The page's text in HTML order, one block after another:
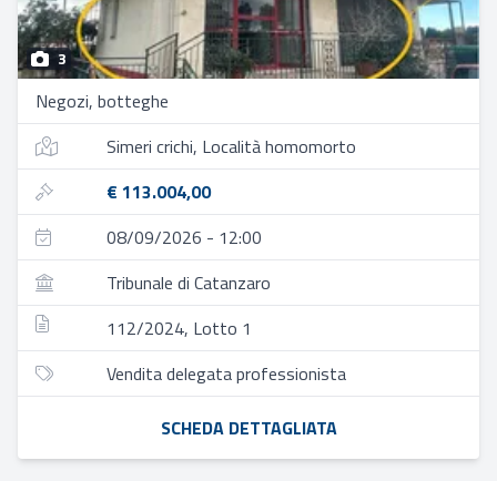
3
Negozi, botteghe
Simeri crichi, Località homomorto
€ 113.004,00
08/09/2026 - 12:00
Tribunale di Catanzaro
112/2024, Lotto 1
Vendita delegata professionista
SCHEDA DETTAGLIATA